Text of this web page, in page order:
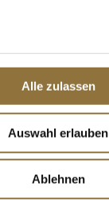
Alle zulassen
Auswahl erlauben
Ablehnen